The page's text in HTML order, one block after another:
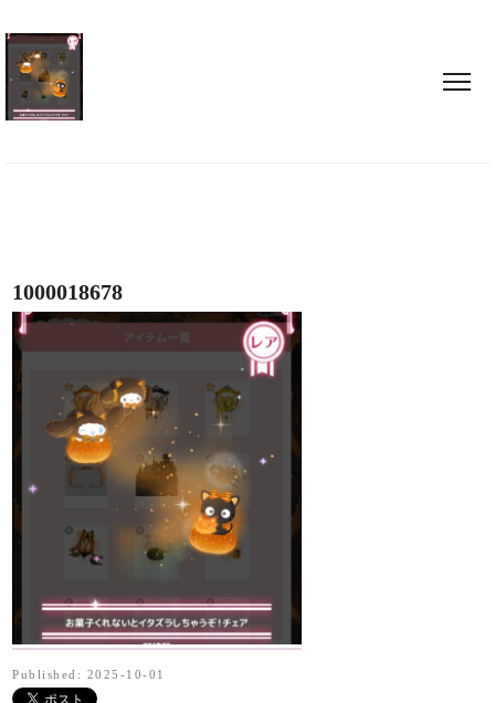
1000018678
Published: 2025-10-01